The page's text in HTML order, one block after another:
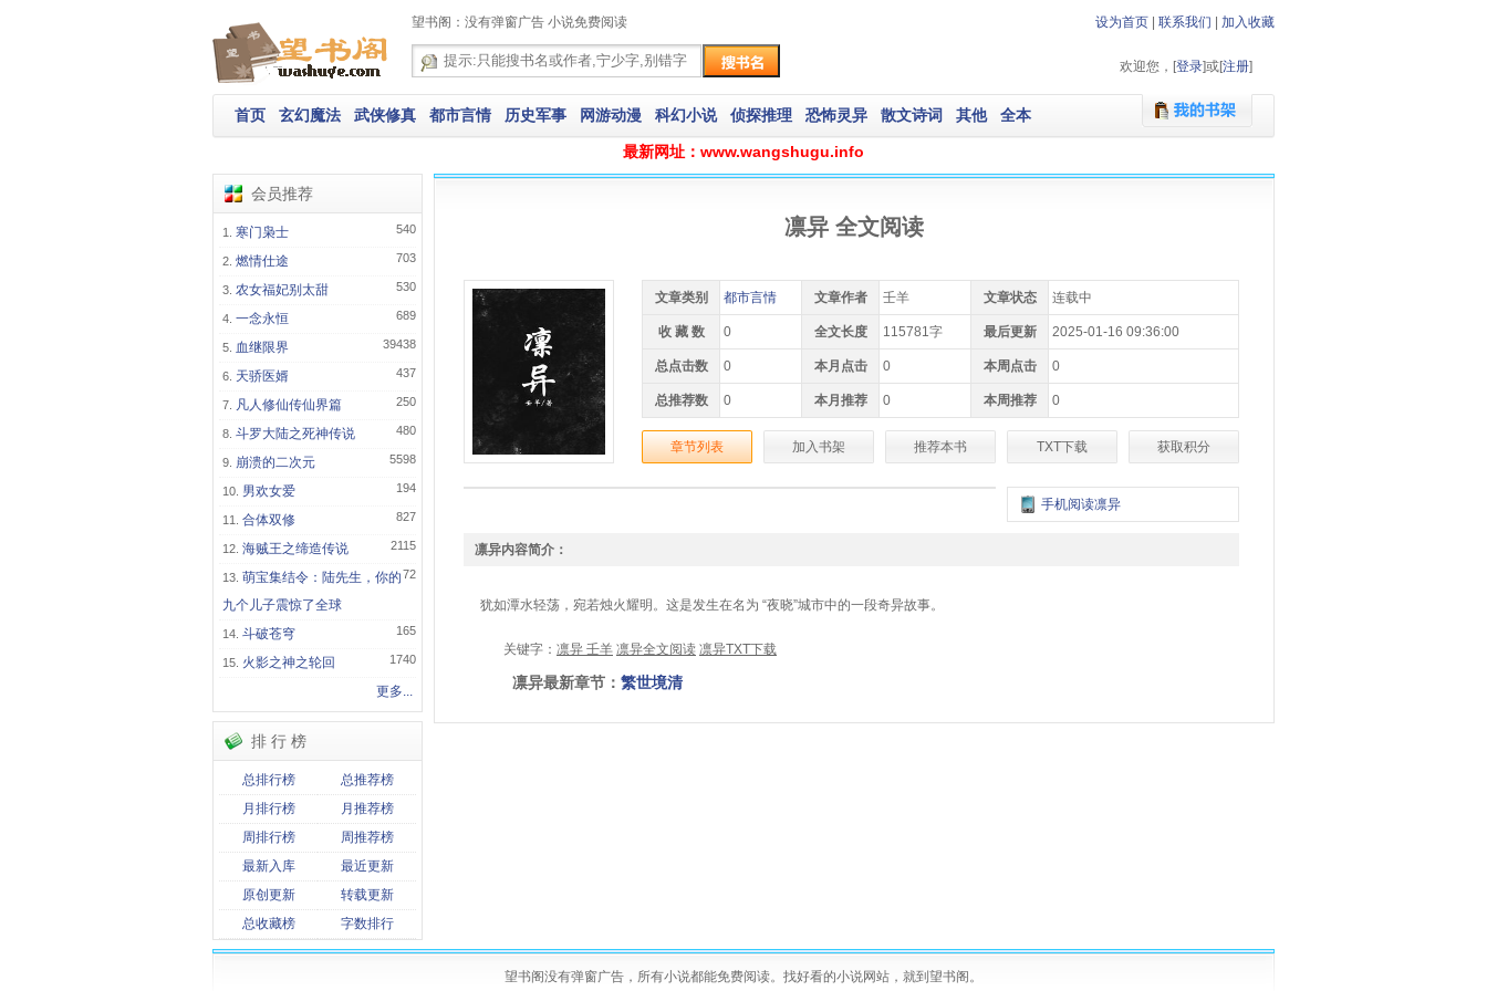
设为首页 联系我们 加入收藏
望书阁：没有弹窗广告 小说免费阅读
欢迎您，[登录]或[注册]
首页 玄幻魔法 武侠修真 都市言情 历史军事 网游动漫 科幻小说 侦探推理 恐怖灵异 散文诗词 其他 全本
最新网址：www.wangshugu.info
会员推荐
540
寒门枭士
703
燃情仕途
530
农女福妃别太甜
689
一念永恒
39438
血继限界
437
天骄医婿
250
凡人修仙传仙界篇
480
斗罗大陆之死神传说
5598
崩溃的二次元
194
男欢女爱
827
合体双修
2115
海贼王之缔造传说
72
萌宝集结令：陆先生，你的
九个儿子震惊了全球
165
斗破苍穹
1740
火影之神之轮回
更多...
排 行 榜
总排行榜
总推荐榜
月排行榜
月推荐榜
周排行榜
周推荐榜
最新入库
最近更新
原创更新
转载更新
总收藏榜
字数排行
凛异 全文阅读
文章类别 都市言情 文章作者 壬羊 文章状态 连载中
收 藏 数 0 全文长度 115781字 最后更新 2025-01-16 09:36:00
总点击数 0 本月点击 0 本周点击 0
总推荐数 0 本月推荐 0 本周推荐 0
章节列表 加入书架 推荐本书 TXT下载 获取积分
手机阅读凛异
凛异内容简介：
犹如潭水轻荡，宛若烛火耀明。这是发生在名为 “夜晓”城市中的一段奇异故事。
关键字： 凛异 壬羊 凛异全文阅读 凛异TXT下载
凛异最新章节： 繁世境清
望书阁没有弹窗广告，所有小说都能免费阅读。找好看的小说网站，就到望书阁。